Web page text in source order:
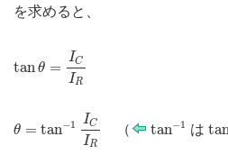
を求めると、
tanθ =
IC
IR
R
θ = tan−1 IC
IR
IR
（ tan−1
tan 1 は tan